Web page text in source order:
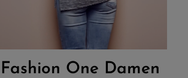
Größe:L M S XL
Fashion One Damen